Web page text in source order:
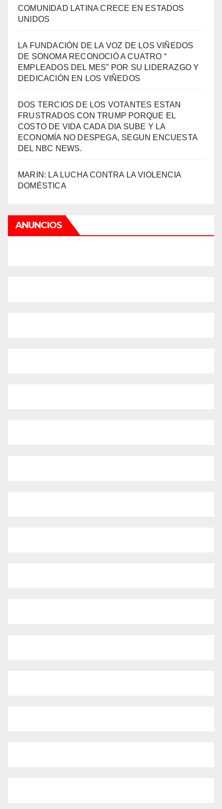
COMUNIDAD LATINA CRECE EN ESTADOS
UNIDOS
LA FUNDACIÓN DE LA VOZ DE LOS VIÑEDOS
DE SONOMA RECONOCIÓ A CUATRO “
EMPLEADOS DEL MES” POR SU LIDERAZGO Y
DEDICACIÓN EN LOS VIÑEDOS
DOS TERCIOS DE LOS VOTANTES ESTAN
FRUSTRADOS CON TRUMP PORQUE EL
COSTO DE VIDA CADA DIA SUBE Y LA
ECONOMÍA NO DESPEGA, SEGUN ENCUESTA
DEL NBC NEWS.
MARIN: LA LUCHA CONTRA LA VIOLENCIA
DOMÉSTICA
ANUNCIOS